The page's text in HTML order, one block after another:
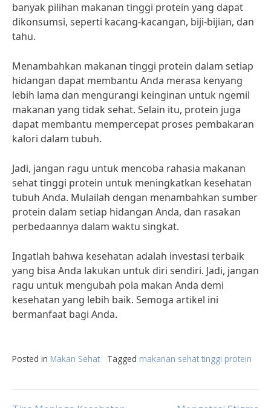
banyak pilihan makanan tinggi protein yang dapat
dikonsumsi, seperti kacang-kacangan, biji-bijian, dan
tahu.
Menambahkan makanan tinggi protein dalam setiap
hidangan dapat membantu Anda merasa kenyang
lebih lama dan mengurangi keinginan untuk ngemil
makanan yang tidak sehat. Selain itu, protein juga
dapat membantu mempercepat proses pembakaran
kalori dalam tubuh.
Jadi, jangan ragu untuk mencoba rahasia makanan
sehat tinggi protein untuk meningkatkan kesehatan
tubuh Anda. Mulailah dengan menambahkan sumber
protein dalam setiap hidangan Anda, dan rasakan
perbedaannya dalam waktu singkat.
Ingatlah bahwa kesehatan adalah investasi terbaik
yang bisa Anda lakukan untuk diri sendiri. Jadi, jangan
ragu untuk mengubah pola makan Anda demi
kesehatan yang lebih baik. Semoga artikel ini
bermanfaat bagi Anda.
Posted in Makan Sehat Tagged makanan sehat tinggi protein